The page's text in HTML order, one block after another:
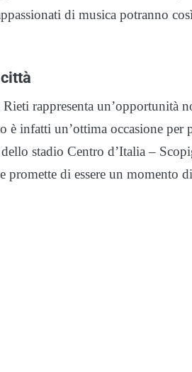
di musica potranno
rappresenta un’opportunità
è infatti un’ottima occasione
stadio Centro d’Italia –
promette di essere un momento